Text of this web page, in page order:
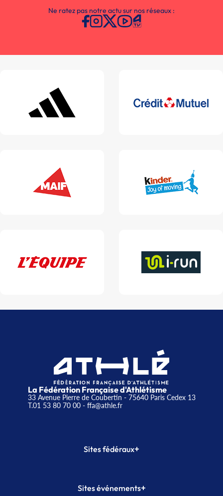
Ne ratez pas notre actu sur nos réseaux :
La Fédération Française d'Athlétisme
33 Avenue Pierre de Coubertin - 75640 Paris Cedex 13
T.01 53 80 70 00- ffa@athle.fr
Sites fédéraux+
Plateforme Formation
Sites événements+